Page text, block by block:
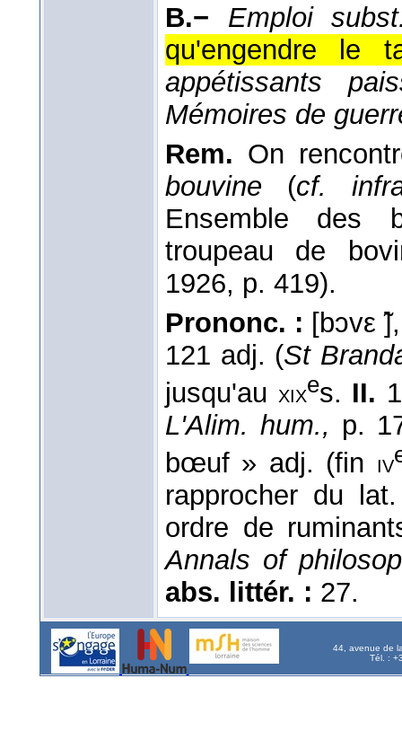
B.−
Emploi
qu'engendre le
appétissants
Mémoires de
Rem. On
bouvine (cf.
Ensemble des
troupeau de
1926, p. 419).
Prononc. : [bɔvε
121 adj. (St
jusqu'au xixes. II.
L'Alim. hum., p.
bœuf » adj. (fin iv
rapprocher du
ordre de
Annals of
abs. littér. : 27.
44, avenue de
Tél. :